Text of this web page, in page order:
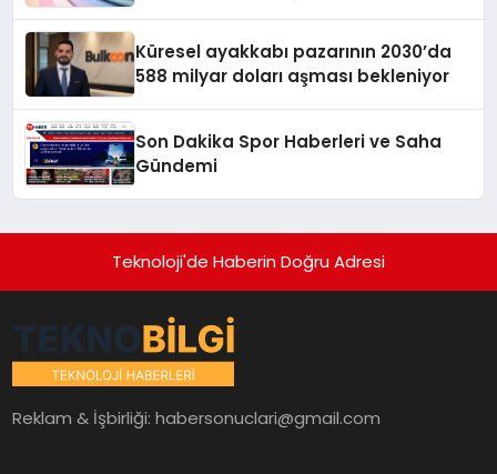
Küresel ayakkabı pazarının 2030’da
588 milyar doları aşması bekleniyor
Son Dakika Spor Haberleri ve Saha
Gündemi
Teknoloji'de Haberin Doğru Adresi
Reklam & İşbirliği:habersonuclari@gmail.com